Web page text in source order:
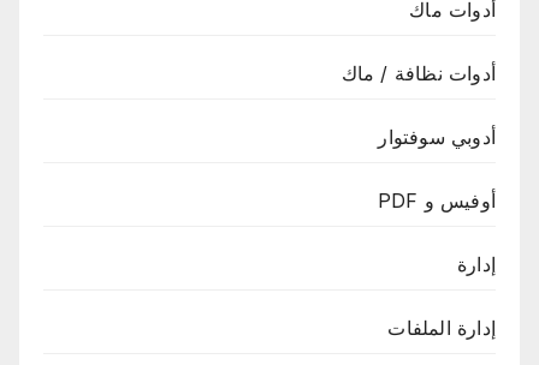
أدوات ماك
أدوات نظافة / ماك
أدوبي سوفتوار
أوفيس و PDF
إدارة
إدارة الملفات